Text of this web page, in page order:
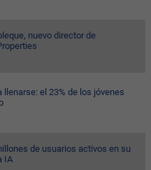
nuevo director de
llenarse: el 23% de los jóvenes
de usuarios activos en su
IA